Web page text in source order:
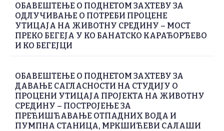
ОБАВЕШТЕЊЕ О ПОДНЕТОМ ЗАХТЕВУ ЗА
ОДЛУЧИВАЊЕ О ПОТРЕБИ ПРОЦЕНЕ
УТИЦАЈА НА ЖИВОТНУ СРЕДИНУ – МОСТ
ПРЕКО БЕГЕЈА У КО БАНАТСКО КАРАЂОРЂЕВО
И КО БЕГЕЈЦИ
ОБАВЕШТЕЊЕ О ПОДНЕТОМ ЗАХТЕВУ ЗА
ДАВАЊЕ САГЛАСНОСТИ НА СТУДИЈУ О
ПРОЦЕНИ УТИЦАЈА ПРОЈЕКТА НА ЖИВОТНУ
СРЕДИНУ – ПОСТРОЈЕЊЕ ЗА
ПРЕЋИШЋАВАЊЕ ОТПАДНИХ ВОДА И
ПУМПНА СТАНИЦА, МРКШИЋЕВИ САЛАШИ